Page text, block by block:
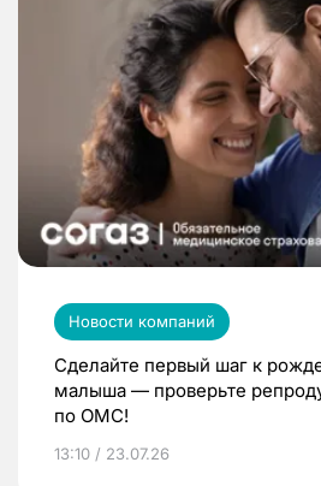
Новости компаний
Сделайте первый шаг к
малыша — проверьте
по ОМС!
13:10 / 23.07.26